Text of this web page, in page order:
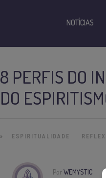
8 PERFIS DO
DO
» ESPIRITUALIDADE
Por WEMYSTIC
NOTÍCIAS